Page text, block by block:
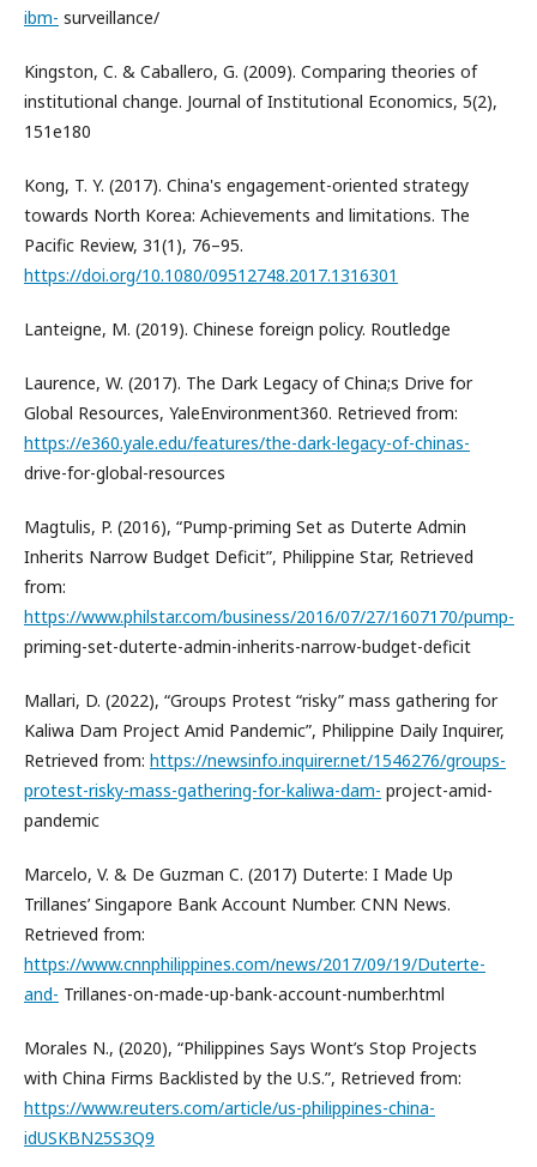
ibm- surveillance/
Kingston, C. & Caballero, G. (2009). Comparing theories of
institutional change. Journal of Institutional Economics, 5(2),
151e180
Kong, T. Y. (2017). China's engagement-oriented strategy
towards North Korea: Achievements and limitations. The
Pacific Review, 31(1), 76–95.
https://doi.org/10.1080/09512748.2017.1316301
Lanteigne, M. (2019). Chinese foreign policy. Routledge
Laurence, W. (2017). The Dark Legacy of China;s Drive for
Global Resources, YaleEnvironment360. Retrieved from:
https://e360.yale.edu/features/the-dark-legacy-of-chinas-
drive-for-global-resources
Magtulis, P. (2016), “Pump-priming Set as Duterte Admin
Inherits Narrow Budget Deficit”, Philippine Star, Retrieved
from:
https://www.philstar.com/business/2016/07/27/1607170/pump-
priming-set-duterte-admin-inherits-narrow-budget-deficit
Mallari, D. (2022), “Groups Protest “risky” mass gathering for
Kaliwa Dam Project Amid Pandemic”, Philippine Daily Inquirer,
Retrieved from: https://newsinfo.inquirer.net/1546276/groups-
protest-risky-mass-gathering-for-kaliwa-dam- project-amid-
pandemic
Marcelo, V. & De Guzman C. (2017) Duterte: I Made Up
Trillanes’ Singapore Bank Account Number. CNN News.
Retrieved from:
https://www.cnnphilippines.com/news/2017/09/19/Duterte-
and- Trillanes-on-made-up-bank-account-number.html
Morales N., (2020), “Philippines Says Wont’s Stop Projects
with China Firms Backlisted by the U.S.”, Retrieved from:
https://www.reuters.com/article/us-philippines-china-
idUSKBN25S3Q9